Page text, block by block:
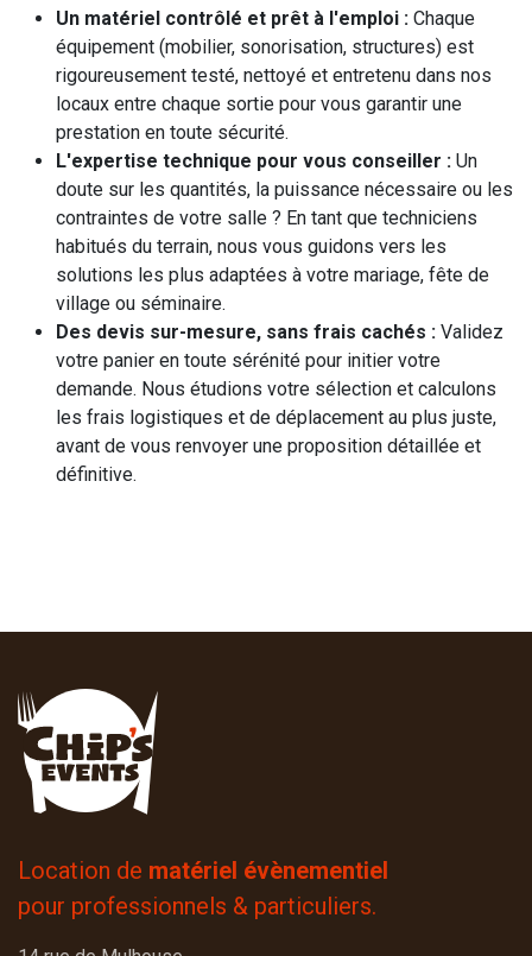
Un matériel contrôlé et prêt à l'emploi : Chaque
équipement (mobilier, sonorisation, structures) est
rigoureusement testé, nettoyé et entretenu dans nos
locaux entre chaque sortie pour vous garantir une
prestation en toute sécurité.
L'expertise technique pour vous conseiller : Un
doute sur les quantités, la puissance nécessaire ou les
contraintes de votre salle ? En tant que techniciens
habitués du terrain, nous vous guidons vers les
solutions les plus adaptées à votre mariage, fête de
village ou séminaire.
Des devis sur-mesure, sans frais cachés : Validez
votre panier en toute sérénité pour initier votre
demande. Nous étudions votre sélection et calculons
les frais logistiques et de déplacement au plus juste,
avant de vous renvoyer une proposition détaillée et
définitive.
Location de matériel évènementiel
pour professionnels & particuliers.